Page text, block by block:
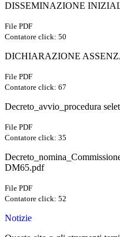
DISSEMINAZIONE
File PDF
Contatore click: 50
DICHIARAZIONE
File PDF
Contatore click: 67
Decreto_avvio_procedura
File PDF
Contatore click: 35
DM65.pdf
File PDF
Contatore click: 52
Notizie